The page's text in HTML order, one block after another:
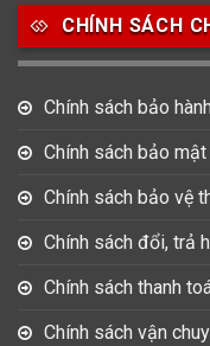
CHÍNH SÁCH
Chính sách bảo hành
Chính sách bảo mật
Chính sách bảo vệ
Chính sách đổi, trả
Chính sách thanh
Chính sách vận